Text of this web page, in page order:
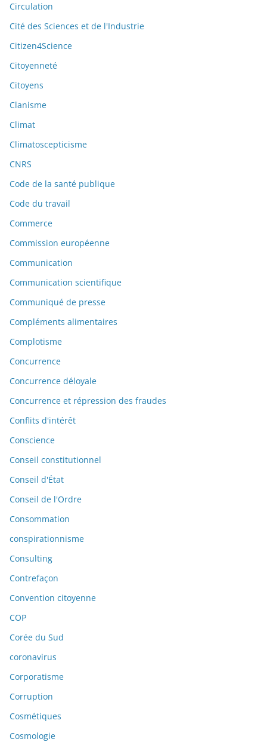
Circulation
Cité des Sciences et de l'Industrie
Citizen4Science
Citoyenneté
Citoyens
Clanisme
Climat
Climatoscepticisme
CNRS
Code de la santé publique
Code du travail
Commerce
Commission européenne
Communication
Communication scientifique
Communiqué de presse
Compléments alimentaires
Complotisme
Concurrence
Concurrence déloyale
Concurrence et répression des fraudes
Conflits d'intérêt
Conscience
Conseil constitutionnel
Conseil d'État
Conseil de l'Ordre
Consommation
conspirationnisme
Consulting
Contrefaçon
Convention citoyenne
COP
Corée du Sud
coronavirus
Corporatisme
Corruption
Cosmétiques
Cosmologie